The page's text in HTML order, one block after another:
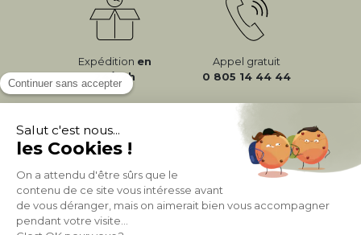
Expédition en
24/72h
Appel gratuit
0 805 14 44 44
À PROPOS DE MILIBOO
AIDE & CONTACT